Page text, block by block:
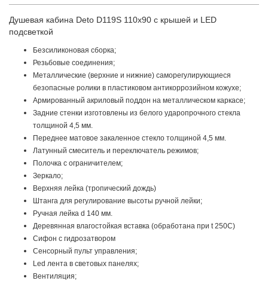
Душевая кабина Deto D119S 110x90 с крышей и LED
подсветкой
Безсиликоновая сборка;
Резьбовые соединения;
Металлические (верхние и нижние) саморегулирующиеся
безопасные ролики в пластиковом антикоррозийном кожухе;
Армированный акриловый поддон на металлическом каркасе;
Задние стенки изготовлены из белого ударопрочного стекла
толщиной 4,5 мм.
Переднее матовое закаленное стекло толщиной 4,5 мм.
Латунный смеситель и переключатель режимов;
Полочка с ограничителем;
Зеркало;
Верхняя лейка (тропический дождь)
Штанга для регулирование высоты ручной лейки;
Ручная лейка d 140 мм.
Деревянная влагостойкая вставка (обработана при t 250C)
Сифон с гидрозатвором
Сенсорный пульт управления;
Led лента в световых панелях;
Вентиляция;